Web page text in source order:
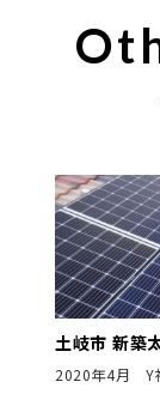
土岐市 新築
2020年4月 Y